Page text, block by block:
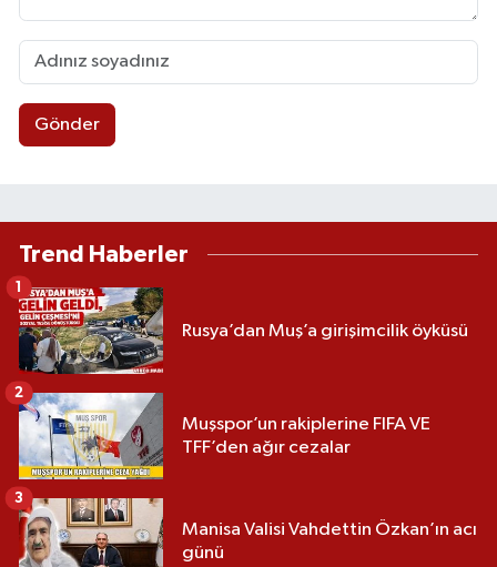
Gönder
Trend Haberler
Rusya’dan Muş’a girişimcilik öyküsü
1
Muşspor’un rakiplerine FIFA VE
TFF’den ağır cezalar
2
Manisa Valisi Vahdettin Özkan’ın acı
günü
3